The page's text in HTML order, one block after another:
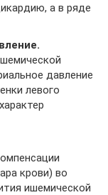
а в ряде
давление
левого
крови) во
ишемической